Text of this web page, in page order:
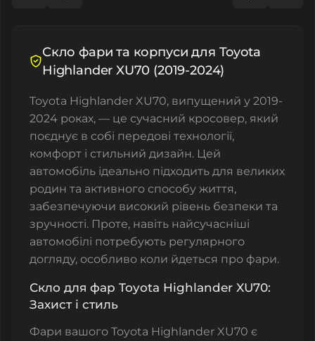
Скло фари та корпуси для Toyota
Highlander XU70 (2019-2024)
Toyota Highlander XU70, випущений у 2019-
2024 роках, — це сучасний кросовер, який
поєднує в собі передові технології,
комфорт і стильний дизайн. Цей
автомобіль ідеально підходить для великих
родин та активного способу життя,
забезпечуючи високий рівень безпеки та
зручності. Проте, навіть найсучасніші
автомобілі потребують регулярного
догляду, особливо коли йдеться про фари.
Скло для фар Toyota Highlander XU70:
Захист і стиль
Фари вашого Toyota Highlander XU70 є